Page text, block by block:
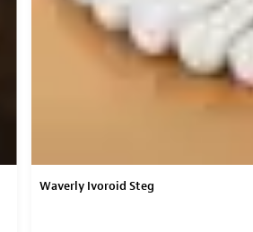
Waverly Ivoroid Steg